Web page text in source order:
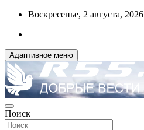
Перейти
содержимому
Воскресенье, 2 августа, 2026
Адаптивное меню
R55.RU
ДОБРЫЕ ВЕСТИ ИЗ ОМСКА
Поиск